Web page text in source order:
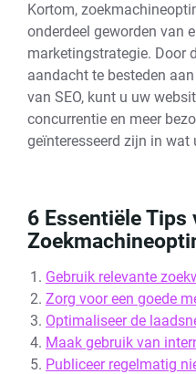
Kortom,
onderdeel geworden van
marketingstrategie. Door
aandacht te besteden
van SEO, kunt u uw
concurrentie en meer
geïnteresseerd zijn in wat
6 Essentiële
Gebruik relevante
Zorg voor een goede
Optimaliseer de
Maak gebruik van
Publiceer regelmatig